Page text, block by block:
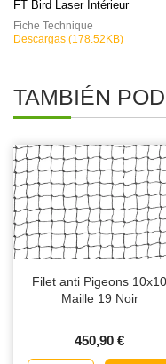
FT Bird Laser Intérieur
Fiche Technique
Descargas (178.52KB)
TAMBIÉN
Filet anti Pigeons 10x10
Maille 19 Noir
450,90 €